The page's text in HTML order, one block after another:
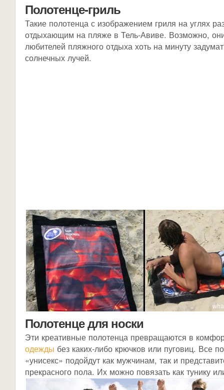
Полотенце-гриль
Такие полотенца с изображением гриля на углях
отдыхающим на пляже в Тель-Авиве. Возможно,
любителей пляжного отдыха хоть на минуту
солнечных лучей.
Полотенце для носки
Эти креативные полотенца превращаются в
одежды без каких-либо крючков или пуговиц. Все
«унисекс» подойдут как мужчинам, так и
прекрасного пола. Их можно повязать как тунику